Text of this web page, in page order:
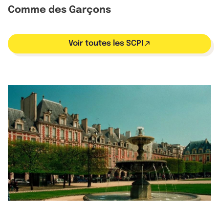
Comme des Garçons
Voir toutes les SCPI